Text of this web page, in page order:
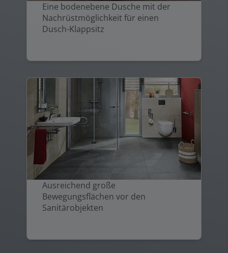
Eine bodenebene Dusche mit der
Nachrüstmöglichkeit für einen
Dusch-Klappsitz
Ausreichend große
Bewegungsflächen vor den
Sanitärobjekten